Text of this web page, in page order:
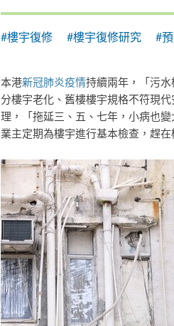
#樓宇復修 #樓宇復修研究 #
本港新冠肺炎疫情持續兩年，「污
分樓宇老化、舊樓樓宇規格不符現
理，「拖延三、五、七年，小病也
業主定期為樓宇進行基本檢查，趕